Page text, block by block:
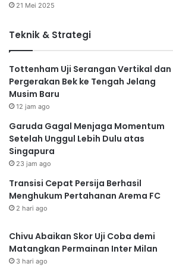
21 Mei 2025
Teknik & Strategi
Tottenham Uji Serangan Vertikal dan
Pergerakan Bek ke Tengah Jelang
Musim Baru
12 jam ago
Garuda Gagal Menjaga Momentum
Setelah Unggul Lebih Dulu atas
Singapura
23 jam ago
Transisi Cepat Persija Berhasil
Menghukum Pertahanan Arema FC
2 hari ago
Chivu Abaikan Skor Uji Coba demi
Matangkan Permainan Inter Milan
3 hari ago